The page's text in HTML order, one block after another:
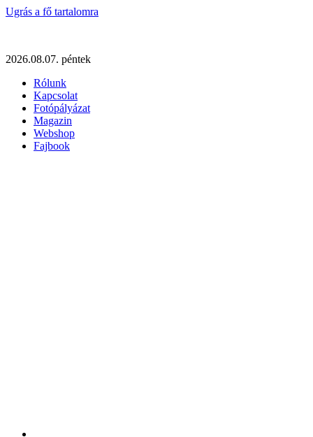
Ugrás a fő tartalomra
2026.08.07. péntek
Rólunk
Kapcsolat
Fotópályázat
Magazin
Webshop
Fajbook